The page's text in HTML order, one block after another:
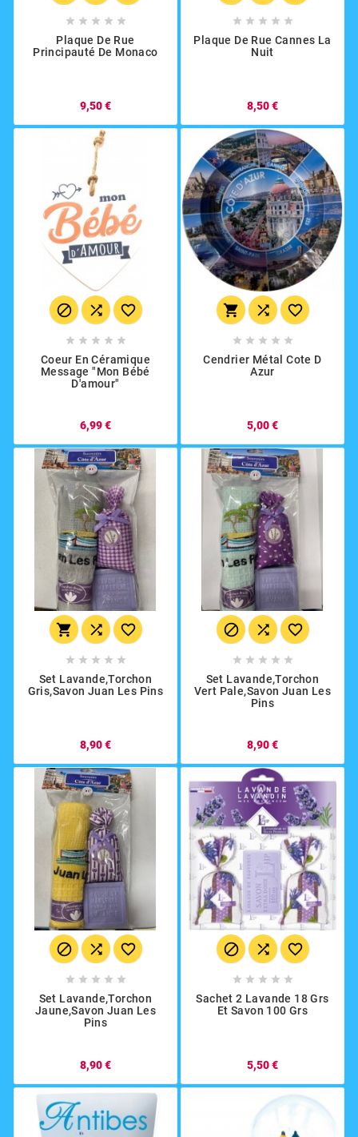
    
Plaque De Rue
Principauté De Monaco
9,50 €
    
Plaque De Rue Cannes La
Nuit
8,50 €
  
    
Coeur En Céramique
Message "mon Bébé
D'amour"
6,99 €
  
    
Cendrier Métal Cote D
Azur
5,00 €
  
    
Set Lavande,torchon
Gris,savon Juan Les Pins
8,90 €
  
    
Set Lavande,torchon
Vert Pale,savon Juan Les
Pins
8,90 €
  
    
Set Lavande,torchon
Jaune,savon Juan Les
Pins
8,90 €
  
    
Sachet 2 Lavande 18 Grs
Et Savon 100 Grs
5,50 €